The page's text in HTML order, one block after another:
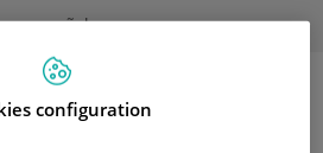
Idioma
Español
configuration